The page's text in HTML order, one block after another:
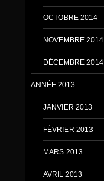
OCTOBRE 2014
NOVEMBRE 2014
DÉCEMBRE 2014
ANNÉE 2013
JANVIER 2013
FÉVRIER 2013
MARS 2013
AVRIL 2013